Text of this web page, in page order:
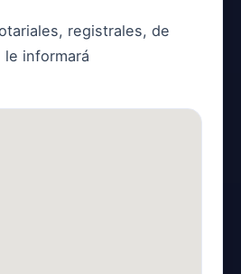
registrales, de
informará